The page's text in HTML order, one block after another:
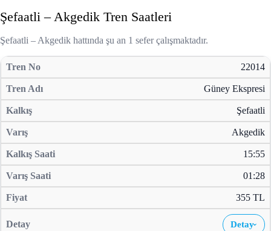
Şefaatli – Akgedik Tren Saatleri
Şefaatli – Akgedik hattında şu an 1 sefer çalışmaktadır.
22014
Güney Ekspresi
Şefaatli
Akgedik
15:55
01:28
355 TL
Detay›